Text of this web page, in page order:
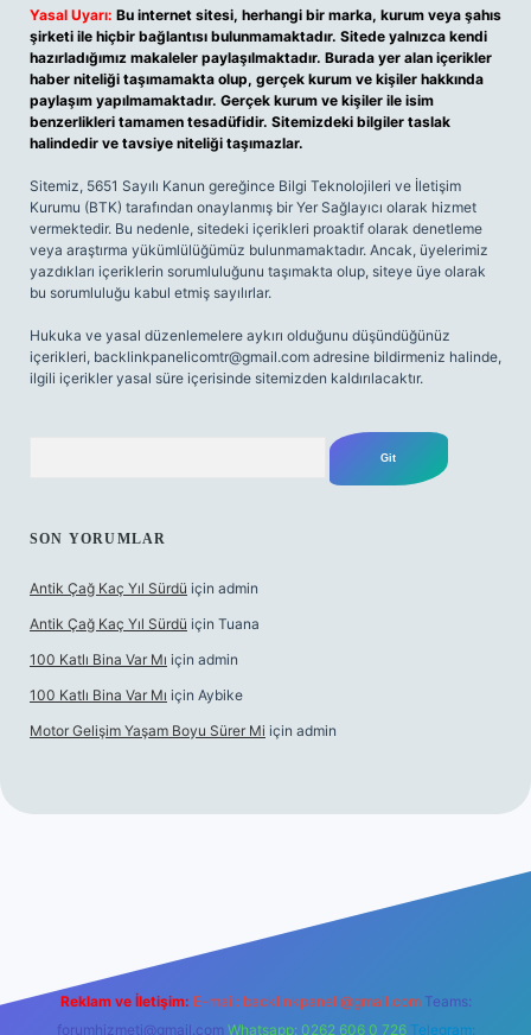
Yasal Uyarı: Bu internet sitesi, herhangi bir marka, kurum veya şahıs
şirketi ile hiçbir bağlantısı bulunmamaktadır. Sitede yalnızca kendi
hazırladığımız makaleler paylaşılmaktadır. Burada yer alan içerikler
haber niteliği taşımamakta olup, gerçek kurum ve kişiler hakkında
paylaşım yapılmamaktadır. Gerçek kurum ve kişiler ile isim
benzerlikleri tamamen tesadüfidir. Sitemizdeki bilgiler taslak
halindedir ve tavsiye niteliği taşımazlar.
Sitemiz, 5651 Sayılı Kanun gereğince Bilgi Teknolojileri ve İletişim
Kurumu (BTK) tarafından onaylanmış bir Yer Sağlayıcı olarak hizmet
vermektedir. Bu nedenle, sitedeki içerikleri proaktif olarak denetleme
veya araştırma yükümlülüğümüz bulunmamaktadır. Ancak, üyelerimiz
yazdıkları içeriklerin sorumluluğunu taşımakta olup, siteye üye olarak
bu sorumluluğu kabul etmiş sayılırlar.
Hukuka ve yasal düzenlemelere aykırı olduğunu düşündüğünüz
içerikleri, backlinkpanelicomtr@gmail.com adresine bildirmeniz halinde,
ilgili içerikler yasal süre içerisinde sitemizden kaldırılacaktır.
SON YORUMLAR
Antik Çağ Kaç Yıl Sürdü için admin
Antik Çağ Kaç Yıl Sürdü için Tuana
100 Katlı Bina Var Mı için admin
100 Katlı Bina Var Mı için Aybike
Motor Gelişim Yaşam Boyu Sürer Mi için admin
Reklam ve İletişim: E-mail: backlinkpaneli@gmail.com Teams:
forumhizmeti@gmail.com Whatsapp: 0262 606 0 726 Telegram: